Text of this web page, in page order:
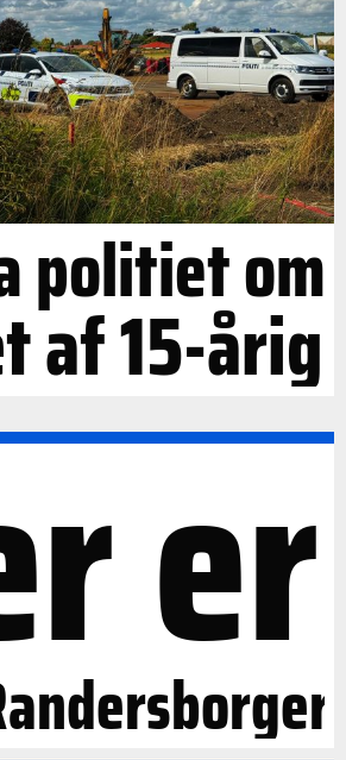
politiet om
af 15-årig
er